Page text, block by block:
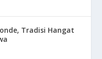
Tradisi Hangat